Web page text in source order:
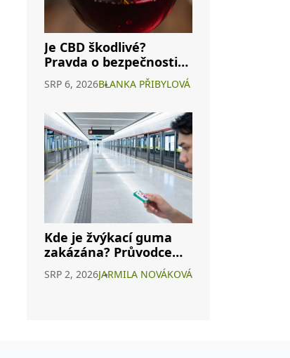
Je CBD škodlivé?
Pravda o bezpečnosti
konopného vína a
interakcích s
SRP 6, 2026BLANKA PŘIBYLOVÁ
Kde je žvýkací guma
zakázána? Průvodce
zákazy po světě i v ČR
SRP 2, 2026JARMILA NOVÁKOVÁ